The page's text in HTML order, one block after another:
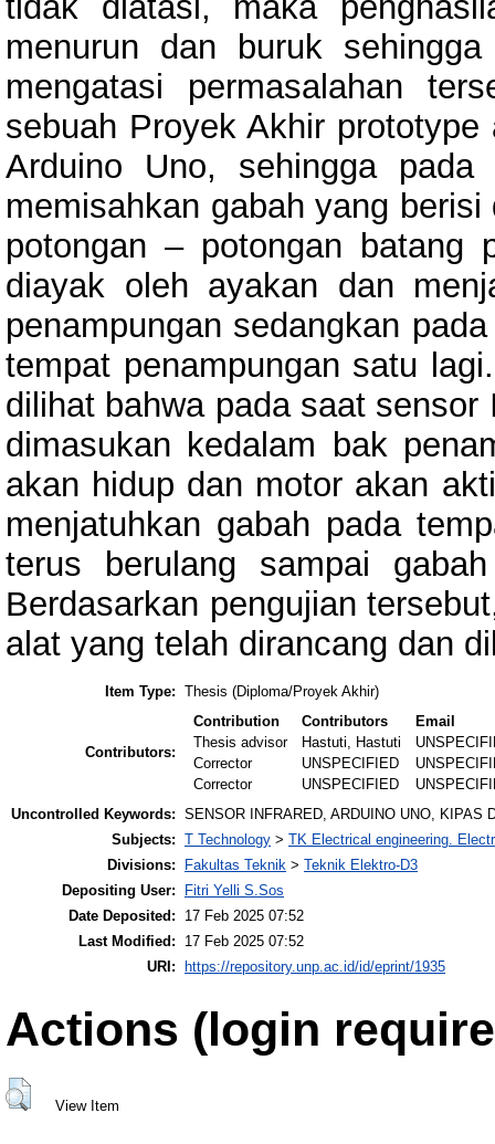
menurun dan buruk
mengatasi permasalahan
sebuah Proyek Akhir
Arduino Uno, sehingga
memisahkan gabah yang
potongan – potongan batang
diayak oleh ayakan dan
penampungan sedangkan
tempat penampungan satu
dilihat bahwa pada saat
dimasukan kedalam bak
akan hidup dan motor akan
menjatuhkan gabah pada
terus berulang sampai
Berdasarkan pengujian
alat yang telah dirancang dan
Item Type: Thesis (Diploma/Proyek Akhir)
Contributors:
Contribution Contributors
Email
Thesis advisor
Hastuti, Hastuti
Corrector
UNSPECIFIED
Corrector
UNSPECIFIED
Uncontrolled Keywords: SENSOR INFRARED, ARDUINO UNO, KIPAS
Subjects: T Technology > TK Electrical engineering.
Divisions:
Fakultas Teknik > Teknik Elektro-D3
Depositing User:
Fitri Yelli S.Sos
Date Deposited:
17 Feb 2025 07:52
Last Modified:
17 Feb 2025 07:52
URI:
https://repository.unp.ac.id/id/eprint/1935
Actions (login
View Item